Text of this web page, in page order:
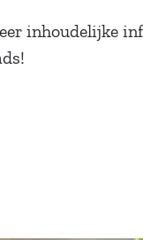
inhoudelijke